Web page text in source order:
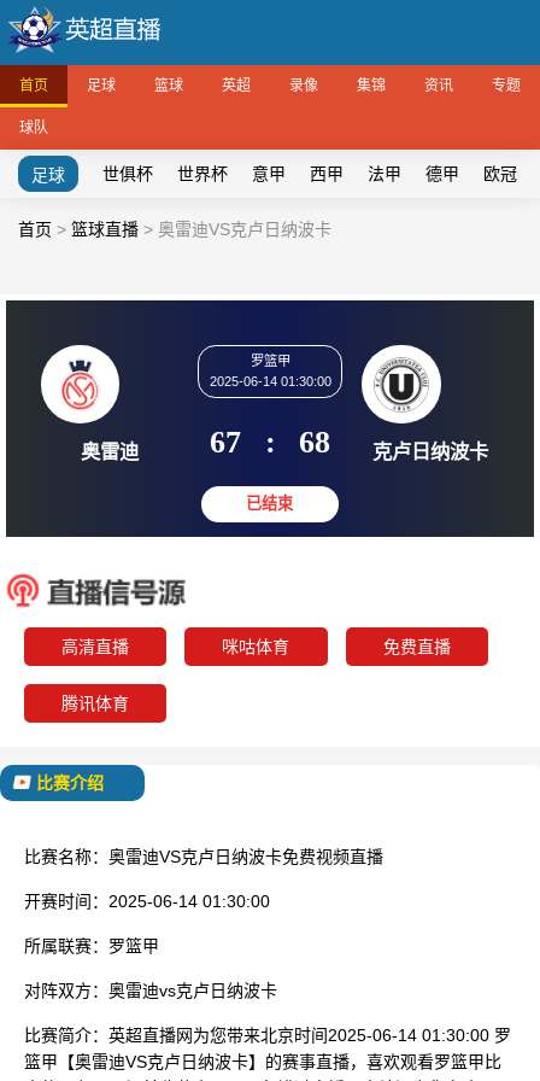
首页 足球 篮球 英超 录像 集锦 资讯 专题
球队
足球 世俱杯 世界杯 意甲 西甲 法甲 德甲 欧冠
首页 > 篮球直播 > 奥雷迪VS克卢日纳波卡
罗篮甲
2025-06-14 01:30:00
67 : 68
高清直播 咪咕体育 免费直播
腾讯体育
比赛介绍
比赛名称： 奥雷迪VS克卢日纳波卡免费视频直播
开赛时间： 2025-06-14 01:30:00
所属联赛： 罗篮甲
对阵双方： 奥雷迪vs克卢日纳波卡
比赛简介： 英超直播网为您带来北京时间2025-06-14 01:30:00 罗
篮甲【奥雷迪VS克卢日纳波卡】的赛事直播，喜欢观看罗篮甲比